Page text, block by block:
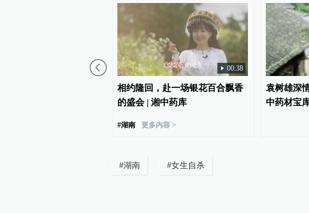
00:38
相约隆回，赴一场银花百合飘香
的盛会 | 湘中药库
#湖南 更多内容 >
袁树雄深
中药材宝
#湖南 #女生自杀